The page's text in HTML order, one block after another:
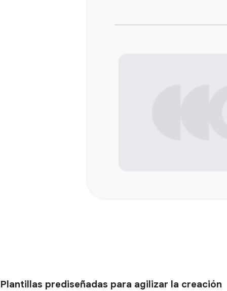
Plantillas prediseñadas para agilizar la creación